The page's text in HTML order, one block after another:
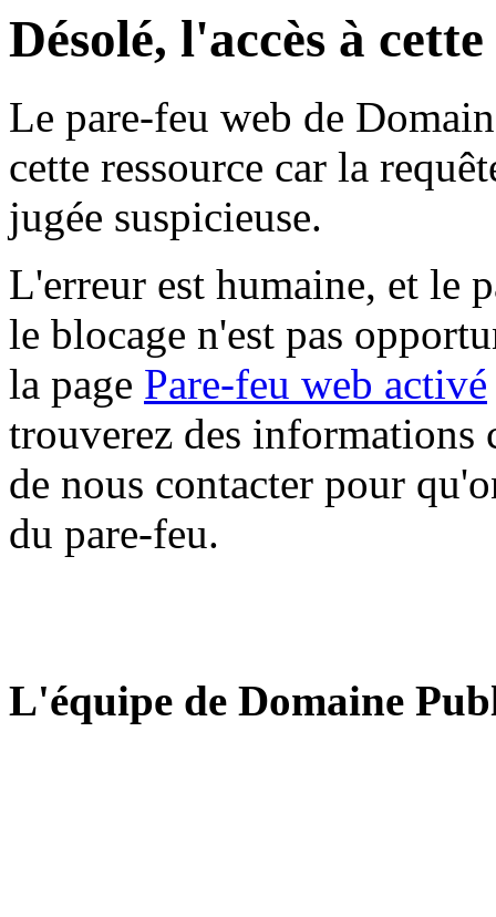
Désolé, l'accès à
Le pare-feu web de
cette ressource car la
jugée suspicieuse.
L'erreur est humaine, et le
le blocage n'est pas
la page Pare-feu web activé
trouverez des informations
de nous contacter pour
du pare-feu.
L'équipe de Domaine